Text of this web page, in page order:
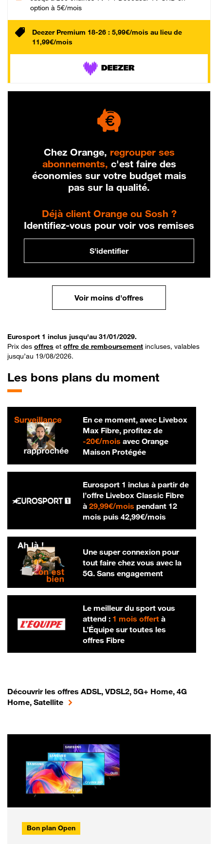
option à 5€/mois
Deezer Premium 18-26 : 5,99€/mois au lieu de
11,99€/mois
Chez Orange, regrouper ses
abonnements, c'est faire des
économies sur votre budget mais
pas sur la qualité.
Déjà client Orange ou Sosh ?
Identifiez-vous pour voir vos remises
S'identifier
Voir moins d'offres
Eurosport 1 inclus jusqu'au 31/01/2029.
Prix des offres et offre de remboursement incluses, valables
jusqu’au 19/08/2026.
Les bons plans du moment
En ce moment, avec Livebox
Max Fibre, profitez de
-20€/mois20 € par mois
avec Orange
Maison Protégée
Eurosport 1 inclus à partir de
l’offre Livebox Classic Fibre
à 29,99€/mois29,99 € par mois
pendant 12
mois puis 42,99€/mois42,99 € par
Une super connexion pour
tout faire chez vous avec la
5G. Sans engagement
Le meilleur du sport vous
attend : 1 mois offertà
L’Équipe sur toutes les
offres Fibre
Découvrir les offres ADSL, VDSL2, 5G+ Home, 4G
Home, Satellite
Bon plan Open